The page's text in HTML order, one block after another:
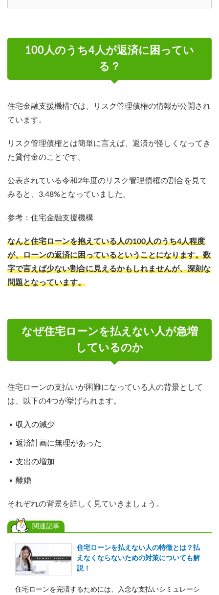
100人のうち4人が返済に困ってい
る？
住宅金融支援機構では、リスク管理債権の情報が公開され
ています。
リスク管理債権とは簡単に言えば、返済が怪しくなってき
た貸付金のことです。
公表されている令和2年度のリスク管理債権の割合を見て
みると、3.48%となっていました。
参考：住宅金融支援機構
なんと住宅ローンを抱えている人の100人のうち4人程度
が、ローンの返済に困っているということになります。数
字で言えば少ない割合に見えるかもしれませんが、深刻な
問題となっています。
なぜ住宅ローンを払えない人が急増
しているのか
住宅ローンの支払いが困難になっている人の背景として
は、以下の4つが挙げられます。
収入の減少
返済計画に無理があった
支出の増加
離婚
それぞれの背景を詳しく見ていきましょう。
関連記事
住宅ローンを払えない人の特徴とは？払
えなくならないための対策についても解
説！
住宅ローンを完済するためには、入念な支払いシミュレーシ